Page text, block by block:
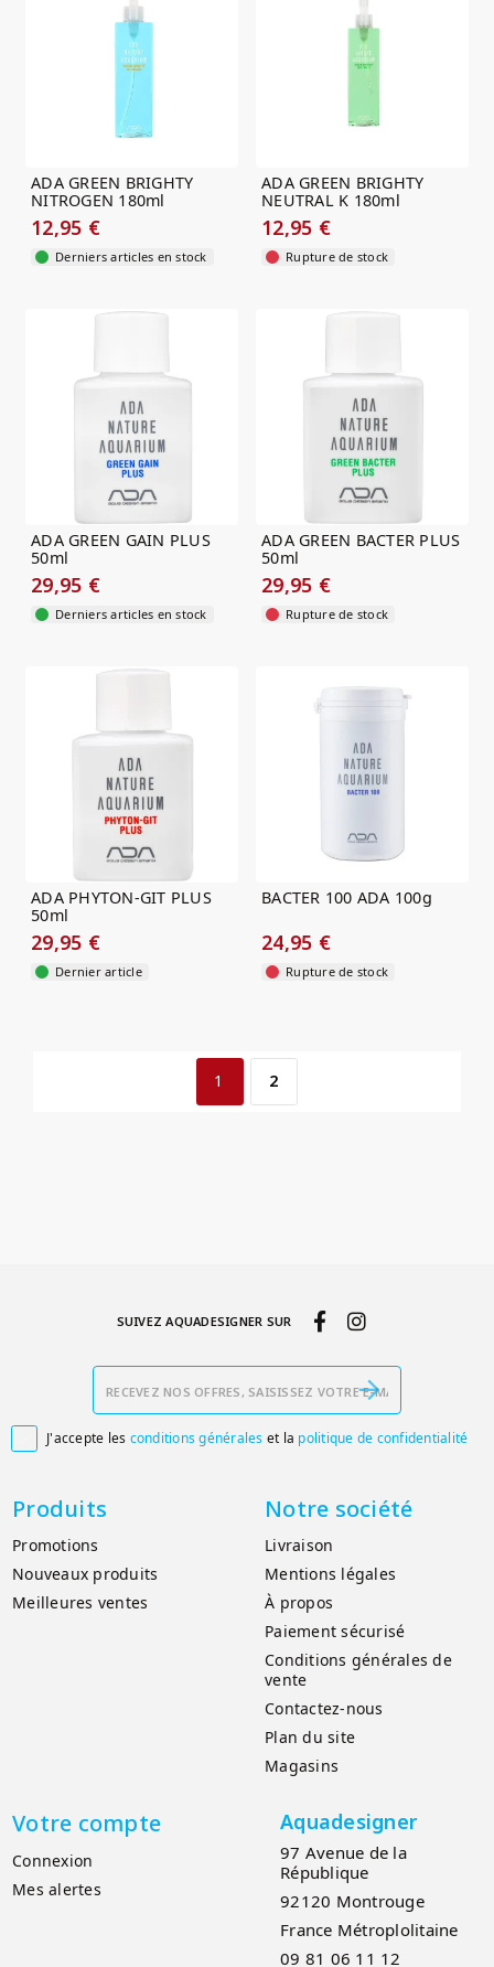
ADA GREEN BRIGHTY
NITROGEN 180ml
12,95 €
Derniers articles en stock
ADA GREEN BRIGHTY
NEUTRAL K 180ml
12,95 €
Rupture de stock
ADA GREEN GAIN PLUS
50ml
29,95 €
Derniers articles en stock
ADA GREEN BACTER PLUS
50ml
29,95 €
Rupture de stock
ADA PHYTON-GIT PLUS
50ml
29,95 €
Dernier article
BACTER 100 ADA 100g
24,95 €
Rupture de stock
1 2
J'accepte les conditions générales et la politique de confidentialité
SUIVEZ AQUADESIGNER SUR
Produits
Promotions
Nouveaux produits
Meilleures ventes
Notre société
Livraison
Mentions légales
À propos
Paiement sécurisé
Conditions générales de
vente
Contactez-nous
Plan du site
Magasins
Votre compte
Connexion
Mes alertes
Aquadesigner
97 Avenue de la
République
92120 Montrouge
France Métroplolitaine
09 81 06 11 12